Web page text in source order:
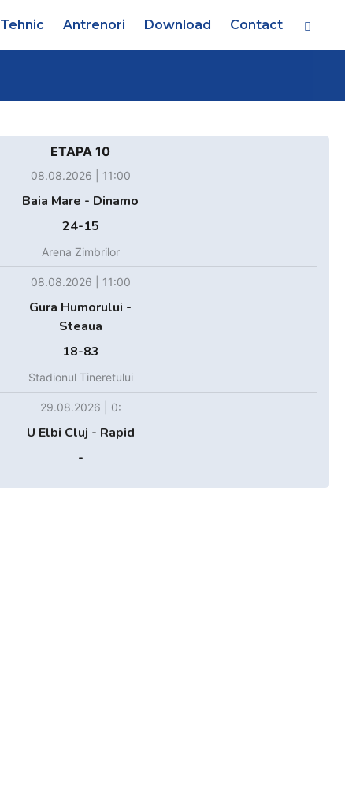
Tehnic Antrenori Download Contact
ETAPA 10
08.08.2026 | 11:00
Baia Mare - Dinamo
24-15
Arena Zimbrilor
08.08.2026 | 11:00
Gura Humorului -
Steaua
18-83
Stadionul Tineretului
29.08.2026 | 0:
U Elbi Cluj - Rapid
-